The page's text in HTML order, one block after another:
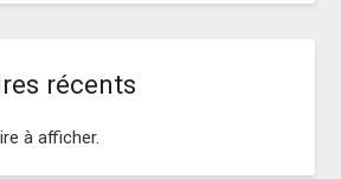
récents
à afficher.